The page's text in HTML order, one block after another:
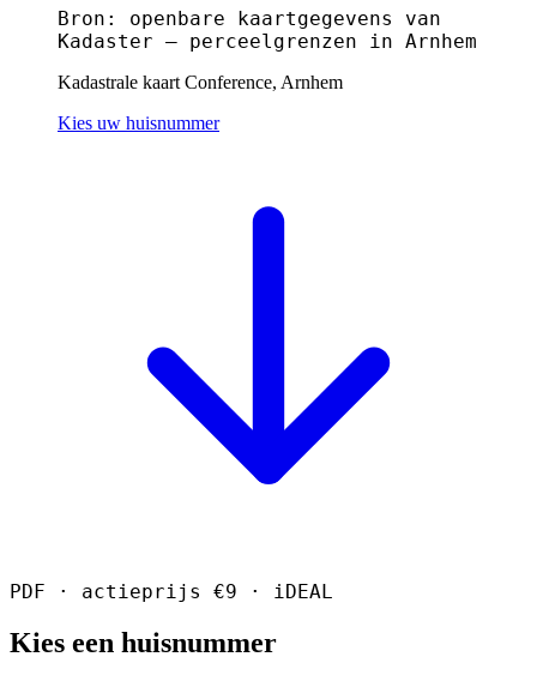
Bron: openbare kaartgegevens van
Kadaster — perceelgrenzen in Arnhem
Kadastrale kaart Conference, Arnhem
Kies uw huisnummer
PDF · actieprijs €9 · iDEAL
Kies een huisnummer